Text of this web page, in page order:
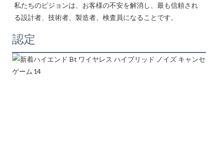
私たちのビジョンは、お客様の不安を解消し、最も信頼され
認定